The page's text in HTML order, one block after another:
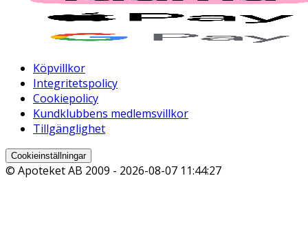
Köpvillkor
Integritetspolicy
Cookiepolicy
Kundklubbens medlemsvillkor
Tillgänglighet
Cookieinställningar
© Apoteket AB 2009 - 2026-08-07 11:44:27